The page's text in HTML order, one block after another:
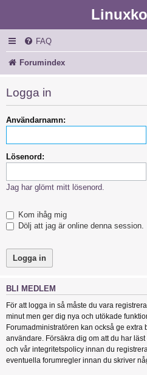
FAQ
Forumindex
Logga in
Användarnamn:
Lösenord:
Jag har glömt mitt lösenord.
Kom ihåg mig
Dölj att jag är online denna session.
BLI MEDLEM
För att logga in så måste du vara
minut men ger dig nya och utökade
Forumadministratören kan också ge extra
användare. Försäkra dig om att du har
och vår integritetspolicy innan du
eventuella forumregler innan du skriver